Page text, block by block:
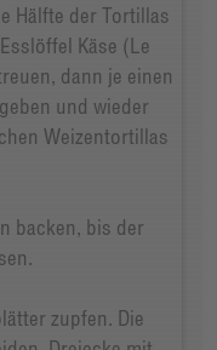
Hälfte der Tortillas
Käse (Le
dann je einen
und wieder
Weizentortillas
backen, bis der
zupfen. Die